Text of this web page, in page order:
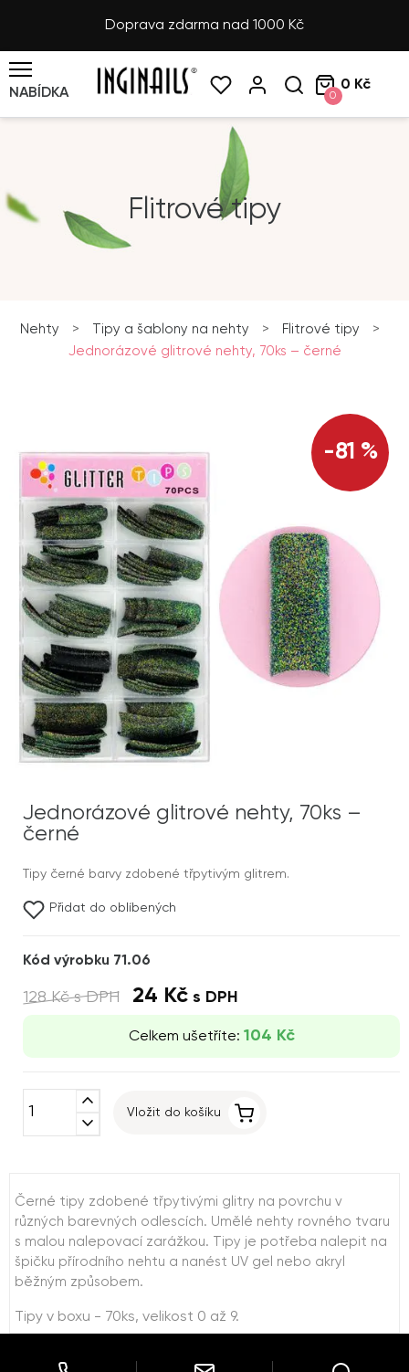
Doprava zdarma nad 1000 Kč
NABÍDKA 0
0 Kč
Flitrové tipy
Nehty > Tipy a šablony na nehty > Flitrové tipy
>
Jednorázové glitrové nehty, 70ks – černé
-81 %
Jednorázové glitrové nehty, 70ks –
černé
Tipy černé barvy zdobené třpytivým glitrem.
Přidat do oblíbených
Kód výrobku 71.06
128 Kčs DPH 24 Kč s DPH
Celkem ušetříte: 104 Kč
expand_less
expand_more
Vložit do košíku
Černé tipy zdobené třpytivými glitry na povrchu v
různých barevných odlescích. Umělé nehty rovného tvaru
s malou nalepovací zarážkou. Tipy je potřeba nalepit na
špičku přírodního nehtu a nanést UV gel nebo akryl
běžným způsobem.
Tipy v boxu - 70ks, velikost 0 až 9.